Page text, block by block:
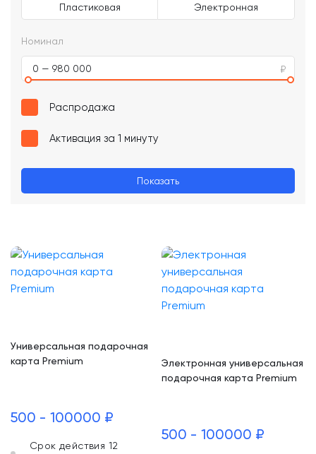
Пластиковая Электронная
Номинал
0 — 980 000
Распродажа
Активация за 1 минуту
Показать
Универсальная подарочная
карта Premium
500 - 100000 ₽
Срок действия 12
Электронная универсальная
подарочная карта Premium
500 - 100000 ₽